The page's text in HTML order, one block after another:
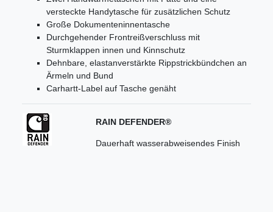
versteckte Handytasche für zusätzlichen Schutz
Große Dokumenteninnentasche
Durchgehender Frontreißverschluss mit
Sturmklappen innen und Kinnschutz
Dehnbare, elastanverstärkte Rippstrickbündchen an
Ärmeln und Bund
Carhartt-Label auf Tasche genäht
RAIN DEFENDER®
Dauerhaft wasserabweisendes Finish